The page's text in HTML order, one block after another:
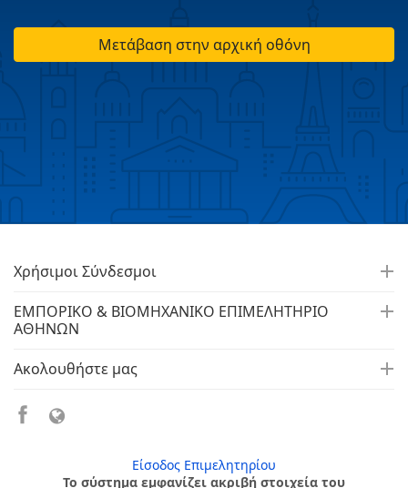
Μετάβαση στην αρχική οθόνη
Χρήσιμοι Σύνδεσμοι
ΕΜΠΟΡΙΚΟ & ΒΙΟΜΗΧΑΝΙΚΟ ΕΠΙΜΕΛΗΤΗΡΙΟ
ΑΘΗΝΩΝ
Ακολουθήστε μας
Είσοδος Επιμελητηρίου
Το σύστημα εμφανίζει ακριβή στοιχεία του